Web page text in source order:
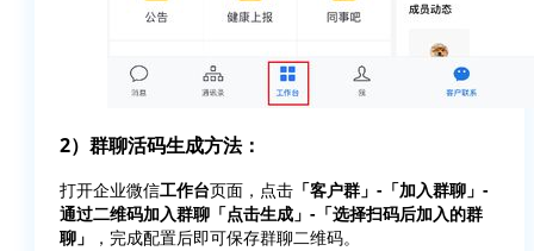
2）群聊活码生成方法：
打开企业微信工作台页面，点击 「客户群」-「加入群聊」-
通过二维码加入群聊「点击生成」-「选择扫码后加入的群
聊」
，完成配置后即可保存群聊二维码。